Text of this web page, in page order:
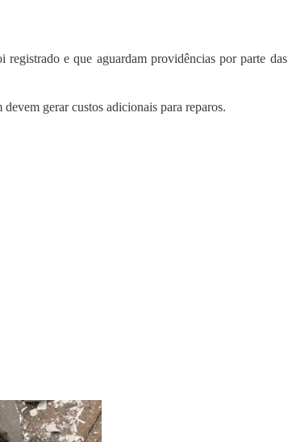
e que aguardam providências por parte das
gerar custos adicionais para reparos.